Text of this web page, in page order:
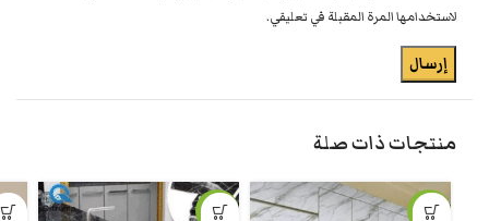
لاستخدامها المرة المقبلة في تعليقي.
منتجات ذات صلة
-5%
-15%